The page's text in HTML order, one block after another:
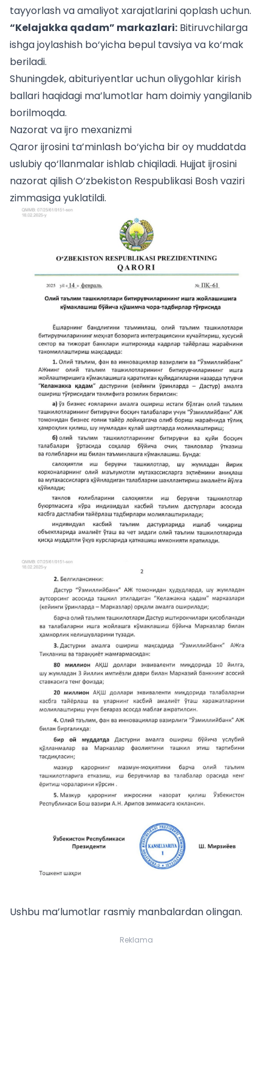
tayyorlash va amaliyot xarajatlarini qoplash uchun.
“Kelajakka qadam” markazlari: Bitiruvchilarga
ishga joylashish bo‘yicha bepul tavsiya va ko‘mak
beriladi.
Shuningdek, abituriyentlar uchunoliygohlar kirish
ballari haqidagi ma’lumotlar ham doimiy yangilanib
borilmoqda.
Nazorat va ijro mexanizmi
Qaror ijrosini ta’minlash bo‘yicha bir oy muddatda
uslubiy qo‘llanmalar ishlab chiqiladi. Hujjat ijrosini
nazorat qilish O‘zbekiston Respublikasi Bosh vaziri
zimmasiga yuklatildi.
Ushbu ma’lumotlar rasmiy manbalardan olingan.
Reklama